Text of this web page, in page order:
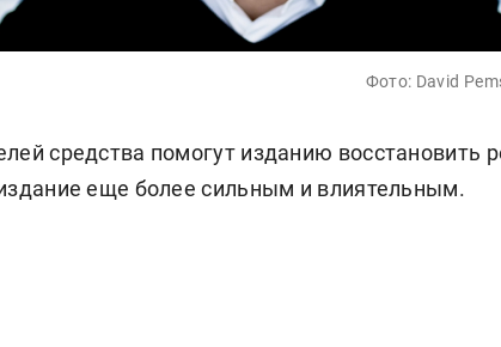
Фото: David
средства помогут изданию восстановить
еще более сильным и влиятельным.